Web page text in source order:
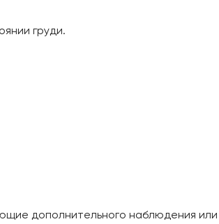
груди.
дополнительного наблюдения